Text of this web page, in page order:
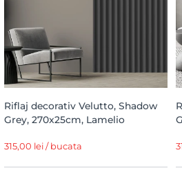
Riflaj decorativ Velutto, Shadow
Grey, 270x25cm, Lamelio
315,00 lei / bucata